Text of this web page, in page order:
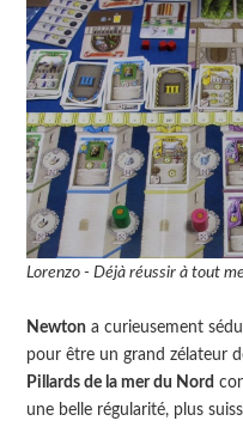
Lorenzo - Déjà réussir à tout
Newton a curieusement
pour être un grand zélateur
Pillards de la mer du Nord
une belle régularité, plus